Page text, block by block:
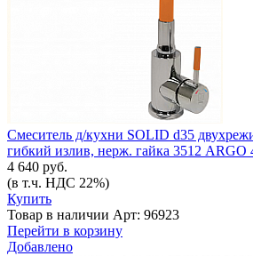
Смеситель д/кухни SOLID d35
гибкий излив, нерж. гайка 3512 ARGO
4 640 руб.
(в т.ч. НДС 22%)
Купить
Товар в наличии Арт: 96923
Перейти в корзину
Добавлено